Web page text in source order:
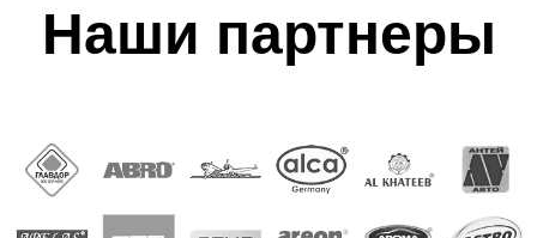
Наши партнеры